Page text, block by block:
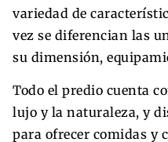
variedad de
vez se diferencian las
su dimensión,
Todo el predio cuenta
lujo y la naturaleza, y
para ofrecer comidas y